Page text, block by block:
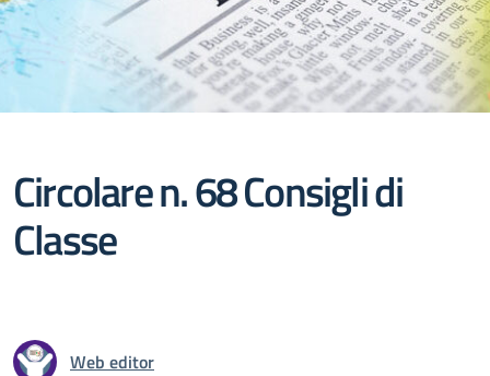
Circolare n. 68 Consigli di
Classe
Web editor